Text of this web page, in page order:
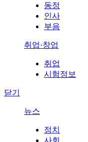
동정
인사
부음
취업·창업
취업
시험정보
닫기
뉴스
정치
사회